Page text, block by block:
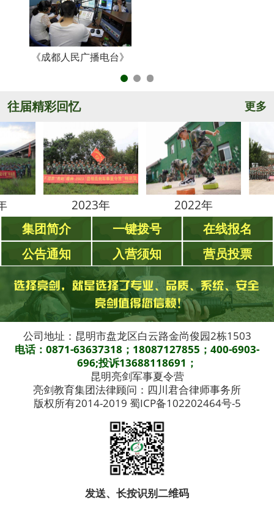
《成都人民广播电台》
往届精彩回忆 更多
2023年 2022年
集团简介 一键拨号
在线报名
公告通知
入营须知 营员投票
公司地址：昆明市盘龙区白云路金尚俊园2栋1503
电话：0871-63637318；18087127855；400-6903-
696;投诉13688118691；
昆明亮剑军事夏令营
亮剑教育集团法律顾问：四川君合律师事务所
版权所有2014-2019 蜀ICP备102202464号-5
发送、长按识别二维码